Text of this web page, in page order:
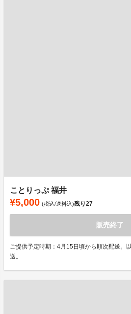
ことりっぷ 福井
¥5,000 (税込/送料込)残り27
販売終了
ご提供予定時期：4月15日頃から順次配送。
送。